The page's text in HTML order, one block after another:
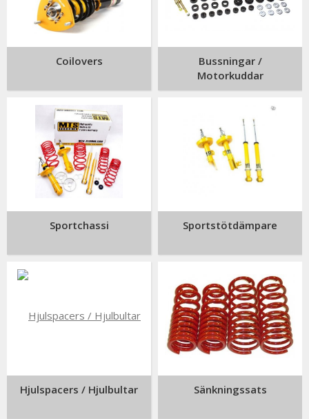
Coilovers
Bussningar /
Motorkuddar
Sportchassi Sportstötdämpare
Hjulspacers / Hjulbultar Sänkningssats